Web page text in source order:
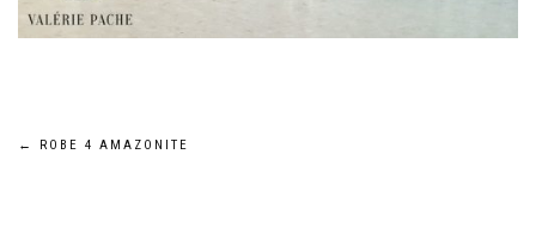
Navigation
← ROBE 4 AMAZONITE